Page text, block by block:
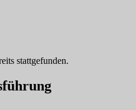
stattgefunden.